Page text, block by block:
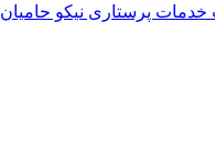
پرستاری نیکو حامیان